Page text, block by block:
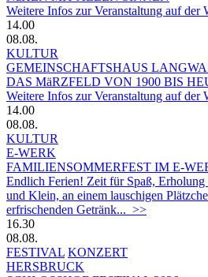
Weitere Infos zur Veranstaltung auf der
14.00
08.08.
KULTUR
GEMEINSCHAFTSHAUS
DAS MäRZFELD VON 1900 BIS
Weitere Infos zur Veranstaltung auf der
14.00
08.08.
KULTUR
E-WERK
FAMILIENSOMMERFEST IM E-
Endlich Ferien! Zeit für Spaß,
und Klein, an einem lauschigen
erfrischenden Getränk... >>
16.30
08.08.
FESTIVAL KONZERT
HERSBRUCK